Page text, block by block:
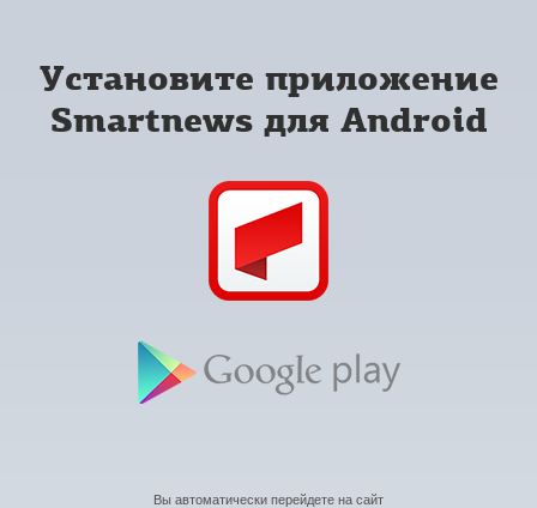
Установите приложение
Smartnews для Android
Вы автоматически перейдете на сайт